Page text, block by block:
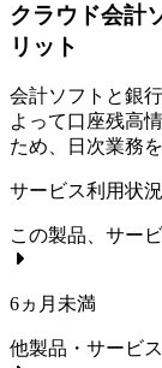
クラウド会計
リット
会計ソフトと銀
よって口座残高
ため、日次業務
サービス利用状況
この製品、サー
6ヵ月未満
他製品・サービ